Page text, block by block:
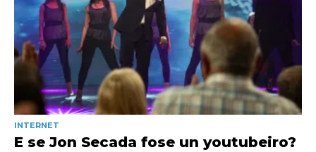
INTERNET
E se Jon Secada fose un youtubeiro?